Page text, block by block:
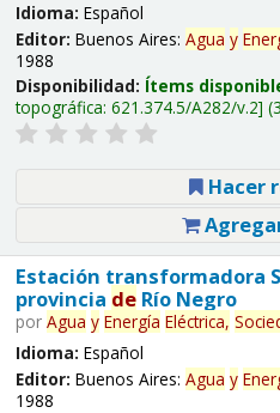
Idioma: Español
Editor: Buenos Aires: Agua y
1988
Disponibilidad: Ítems
topográfica: 621.374.5/A282/v.2
Hacer
Estación transformadora
provincia deRío Negro
por Agua y Energía Eléctrica,
Idioma: Español
Editor: Buenos Aires: Agua y
1988